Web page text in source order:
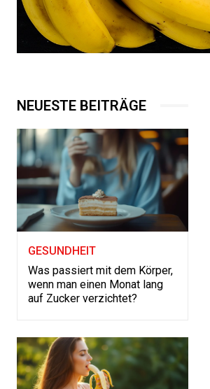
NEUESTE BEITRÄGE
GESUNDHEIT
Was passiert mit dem Körper,
wenn man einen Monat lang
auf Zucker verzichtet?